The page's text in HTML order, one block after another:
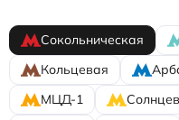
Сокольническая
Кольцевая
МЦД-1